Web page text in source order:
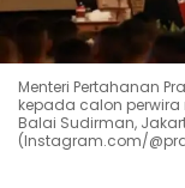
Menteri Pertahanan
kepada calon
Balai Sudirman,
(Instagram.com/